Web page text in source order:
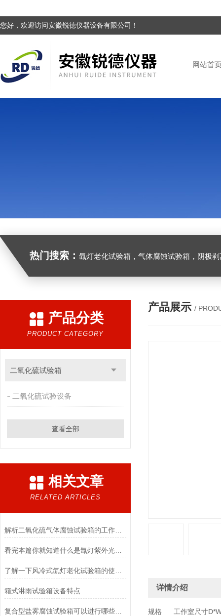
您好，欢迎访问安徽锐德仪器设备有限公司！
网站首
热门搜索： 氙灯老化试验箱，气体腐蚀试验箱，阴极剥离试验箱，防水防尘试验箱，盐雾箱，
产品分类
PRODUCT CATEGORY
二氧化硫试验箱
二氧化硫试验设备
查看全部
相关文章
RELATED ARTICLES
解析二氧化硫气体腐蚀试验箱的工作原理
看完本篇你就知道什么是氙灯紫外光综合试验箱了
箱式淋雨试验箱设备特点
复合型盐雾腐蚀试验箱可以进行哪些试验呢？
产品展示 /
详情介绍
规格 工作室尺寸